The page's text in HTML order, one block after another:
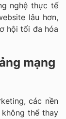
nghệ thực tế
lâu hơn,
hội tối đa hóa
mạng
các nền
thể thay